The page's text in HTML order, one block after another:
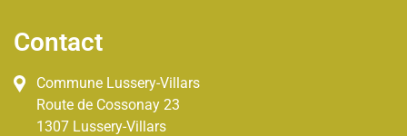
Contact
Commune Lussery-Villars
Route de Cossonay 23
1307 Lussery-Villars